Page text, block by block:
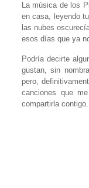
La música de los
en casa, leyendo
las nubes
esos días que ya
Podría decirte
gustan, sin
pero,
canciones que
compartirla